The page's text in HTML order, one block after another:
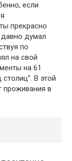
если
прекрасно
думал
по
на свой
на 61
В этой
проживания в